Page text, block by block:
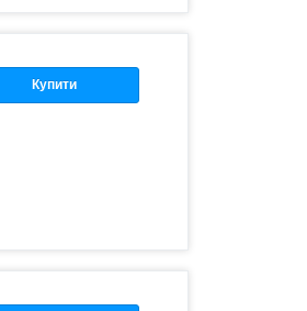
Купити